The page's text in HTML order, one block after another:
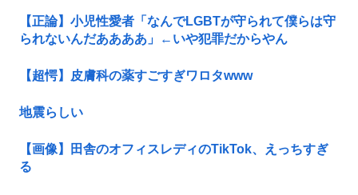
【正論】小児性愛者「なんでLGBTが守られて僕らは守
られないんだああああ」←いや犯罪だからやん
【超愕】皮膚科の薬すごすぎワロタwww
地震らしい
【画像】田舎のオフィスレディのTikTok、えっちすぎ
る